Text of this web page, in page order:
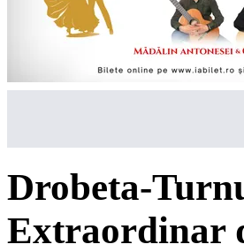
Drobeta-
Extraordinar